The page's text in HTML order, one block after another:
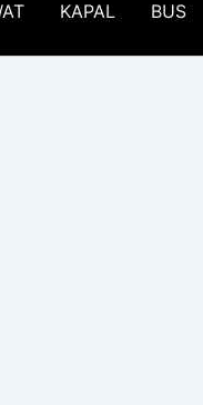
KAPAL BUS